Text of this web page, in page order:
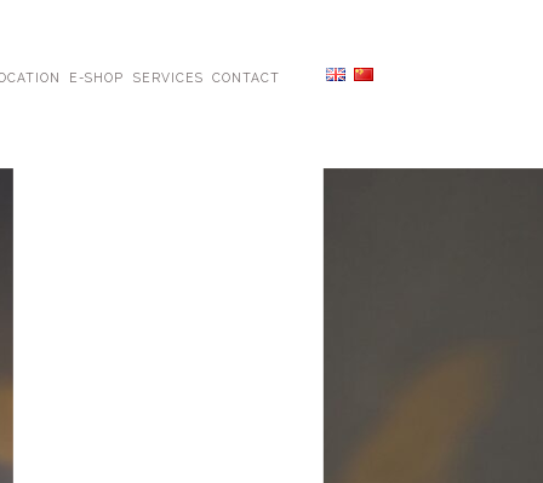
E-SHOP SERVICES CONTACT